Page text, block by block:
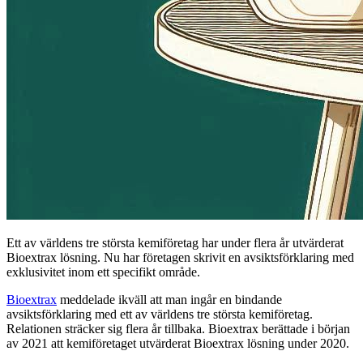
Ett av världens tre största kemiföretag har under flera år utvärderat
Bioextrax lösning. Nu har företagen skrivit en avsiktsförklaring med
exklusivitet inom ett specifikt område.
Bioextrax meddelade ikväll att man ingår en bindande
avsiktsförklaring med ett av världens tre största kemiföretag.
Relationen sträcker sig flera år tillbaka. Bioextrax berättade i början
av 2021 att kemiföretaget utvärderat Bioextrax lösning under 2020.